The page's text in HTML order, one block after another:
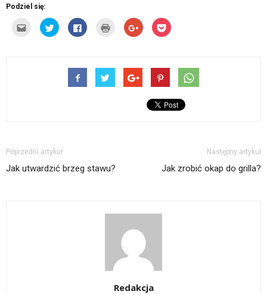
Podziel się:
Kliknij,
wysłać
Udostępnij
na
Twitterze(Otwiera
oknie)
Click
to
w
nowym
oknie)
Kliknij
wydrukować(Otwiera
oknie)
Click
to
share
się
w
nowym
oknie)
Click
to
w
nowym
oknie)
Poprzedni artykuł
Jak utwardzić brzeg stawu?
Następny artykuł
Jak zrobić okap do grilla?
Redakcja